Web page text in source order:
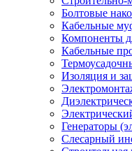
Болтовые
Кабельные
Компоненты
Кабельные
Изоляция и
Генераторы
Слесарный